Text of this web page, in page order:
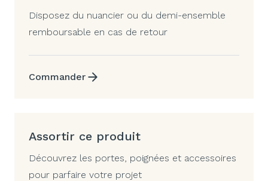
Disposez du nuancier ou du demi-ensemble
remboursable en cas de retour
Commander
Assortir ce produit
Découvrez les portes, poignées et accessoires
pour parfaire votre projet